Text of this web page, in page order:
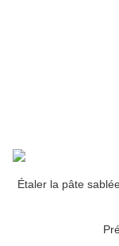
Étaler la pâte